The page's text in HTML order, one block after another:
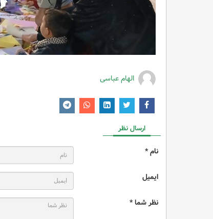
الهام عباسی
ارسال نظر
نام *
ایمیل
نظر شما *